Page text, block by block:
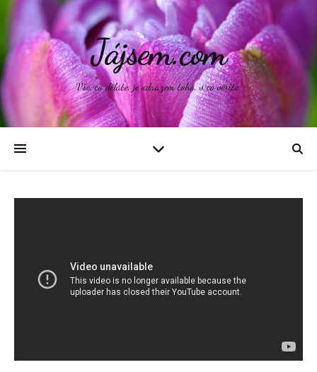
Jájsem.com
Vše, co děláte, je odrazem toho, v co věříte.